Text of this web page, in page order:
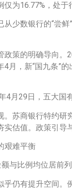
为16.77%，处于
从少数银行的“尝
政策的明确导向
4月，新“国九条”
4月29日，五大国
。苏商银行特约
估值。政策引导
艰难平衡
与比例均位居前
仍有提升空间。